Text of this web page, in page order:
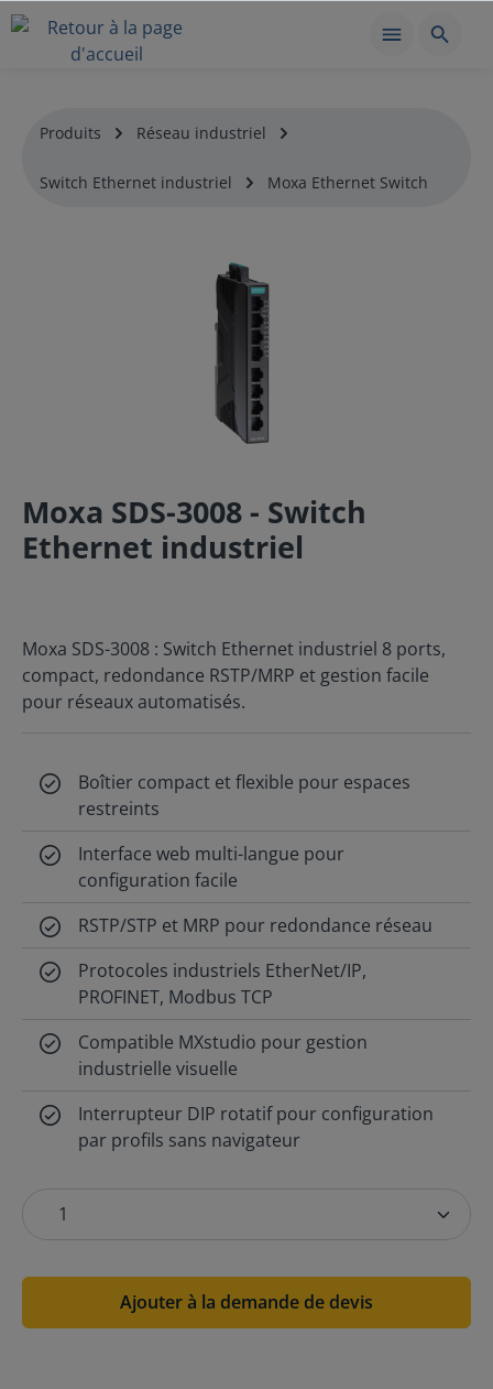
Produits Réseau industriel
Switch Ethernet industriel Moxa Ethernet Switch
Moxa SDS-3008 - Switch
Ethernet industriel
Moxa SDS-3008 : Switch Ethernet industriel 8 ports,
compact, redondance RSTP/MRP et gestion facile
pour réseaux automatisés.
Boîtier compact et flexible pour espaces
restreints
Interface web multi-langue pour
configuration facile
RSTP/STP et MRP pour redondance réseau
Protocoles industriels EtherNet/IP,
PROFINET, Modbus TCP
Compatible MXstudio pour gestion
industrielle visuelle
Interrupteur DIP rotatif pour configuration
par profils sans navigateur
Ajouter à la demande de devis